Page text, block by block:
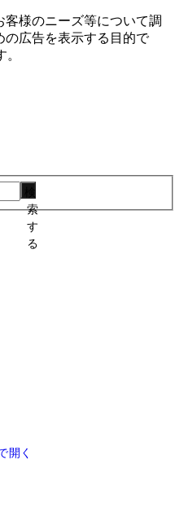
様のニーズ等について調
の広告を表⽰する⽬的で
索
す
る
開く